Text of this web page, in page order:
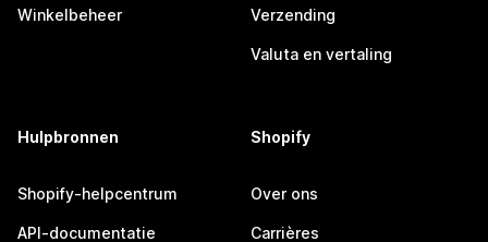
Winkelbeheer Verzending
Valuta en vertaling
Hulpbronnen
Shopify-helpcentrum
API-documentatie
Shopify
Over ons
Carrières